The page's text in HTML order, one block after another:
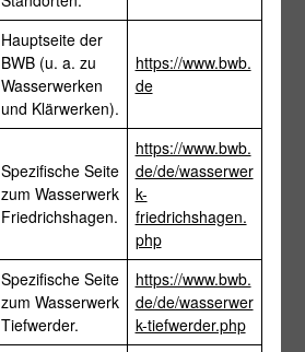
Hauptseite der
BWB (u. a. zu
Wasserwerken
und Klärwerken).
https://www.bwb.
de
Spezifische Seite
zum Wasserwerk
Friedrichshagen.
https://www.bwb.
de/de/wasserwer
k-
friedrichshagen.
php
Spezifische Seite
zum Wasserwerk
Tiefwerder.
https://www.bwb.
de/de/wasserwer
k-tiefwerder.php